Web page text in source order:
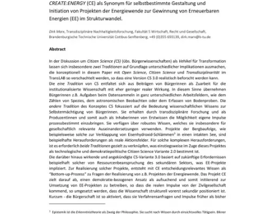
Kontaktieren Sie uns:
Anschrift
Brandenburgische Technische Universität
Cottbus - Senftenberg
Lehrstuhl Öffentliches Recht,